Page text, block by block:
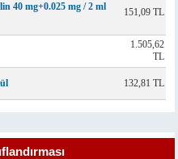
40 mg+0.025 mg / 2 ml
151,09 TL
1.505,62
TL
132,81 TL